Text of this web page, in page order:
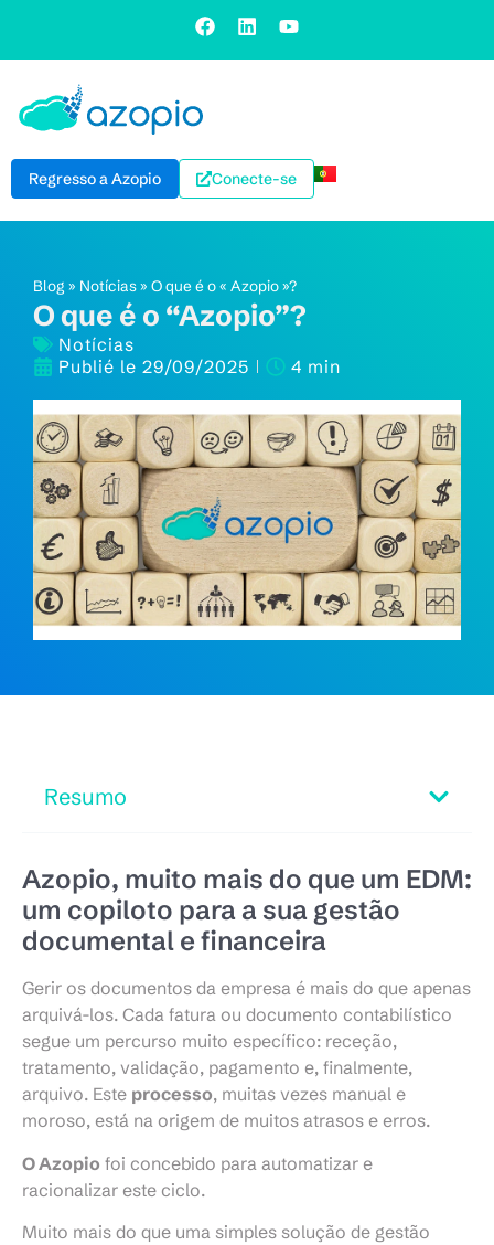
Regresso a Azopio Conecte-se
Blog » Notícias» O que é o « Azopio »?
O que é o “Azopio”?
Notícias
Publié le 29/09/2025 4 min
Resumo
Azopio, muito mais do que um EDM:
um copiloto para a sua gestão
documental e financeira
Gerir os documentos da empresa é mais do que apenas
arquivá-los. Cada fatura ou documento contabilístico
segue um percurso muito específico: receção,
tratamento, validação, pagamento e, finalmente,
arquivo. Este processo, muitas vezes manual e
moroso, está na origem de muitos atrasos e erros.
O Azopio foi concebido para automatizar e
racionalizar este ciclo.
Muito mais do que uma simples solução de gestão